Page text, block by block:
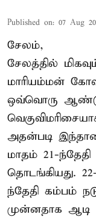
Published on: 07 Aug
சேலம்,
சேலத்தில்
மாரியம்மன்
ஒவ்வொரு
அதன்படி
மாதம் 21-ந்தேதி
தொடங்கியது.
ந்தேதி கம்பம்
முன்னதாக ஆடி